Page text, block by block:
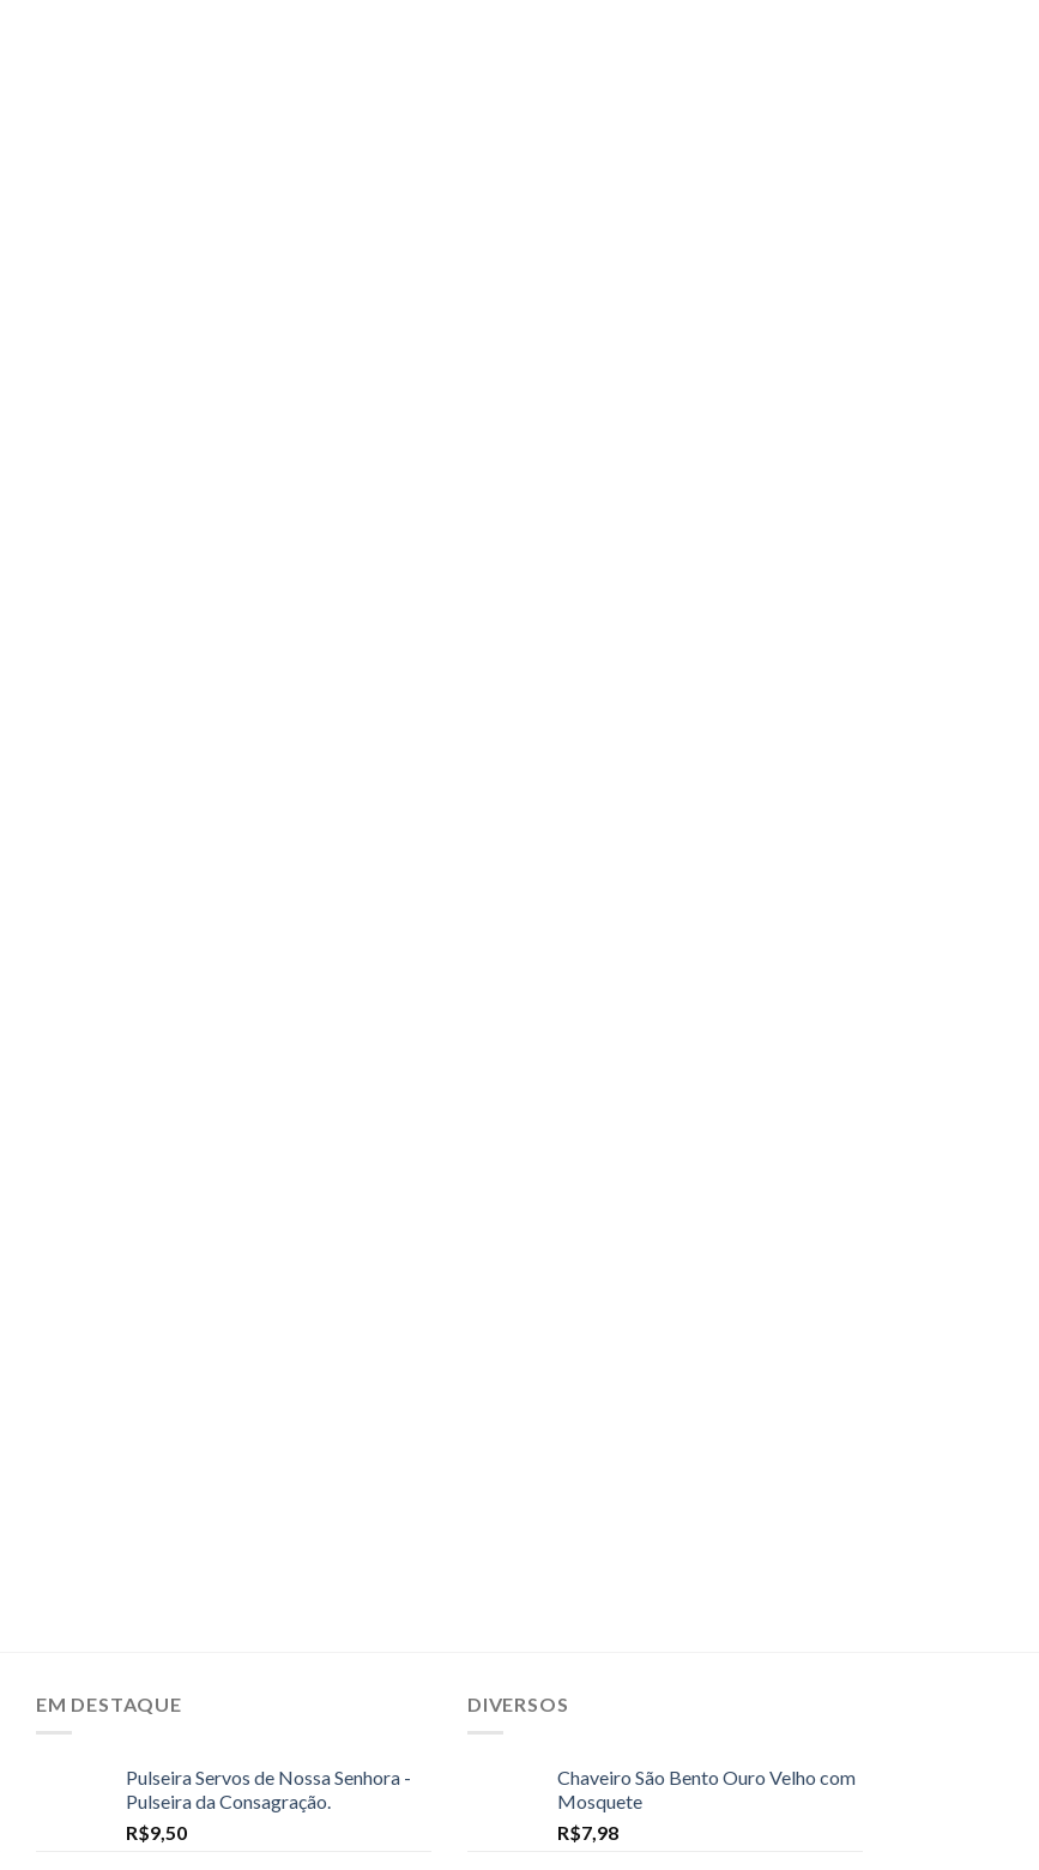
EM DESTAQUE
Pulseira Servos de Nossa Senhora -
Pulseira da Consagração.
R$9,50
DIVERSOS
Chaveiro São Bento Ouro Velho com
Mosquete
R$7,98